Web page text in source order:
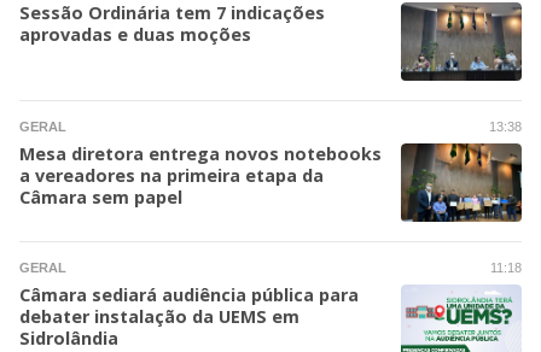
Sessão Ordinária tem 7 indicações
aprovadas e duas moções
13:38
GERAL
Mesa diretora entrega novos notebooks
a vereadores na primeira etapa da
Câmara sem papel
11:18
GERAL
Câmara sediará audiência pública para
debater instalação da UEMS em
Sidrolândia